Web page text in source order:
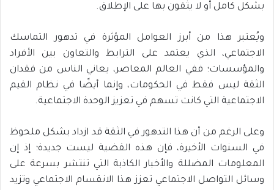
بشكل كامل أو لا يثقون بها على الإطلاق.
ويُعتبر هذا من أبرز العوامل المؤثرة في تدهور التماسك
الاجتماعي، الذي يعتمد على الترابط والتعاون بين الأفراد
والمؤسسات؛ ففي العالم المعاصر، يعاني الناس من فقدان
الثقة ليس فقط في الحكومات، وإنما أيضًا في نظام القيم
الاجتماعية التي كانت تسهم في تعزيز الوحدة الاجتماعية.
وعلى الرغم من أن هذا التدهور في الثقة قد ازداد بشكل ملحوظ
في السنوات الأخيرة، فإن هذه القضية ليست جديدة؛ إذ إن
المعلومات المضللة والأخبار الكاذبة التي تنتشر بسرعة على
وسائل التواصل الاجتماعي تعزز هذا الانقسام الاجتماعي وتزيد